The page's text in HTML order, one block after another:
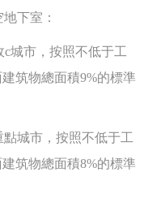
下室：
c城市，按照不低于工
筑物總面積9%的標準
，按照不低于工
筑物總面積8%的標準